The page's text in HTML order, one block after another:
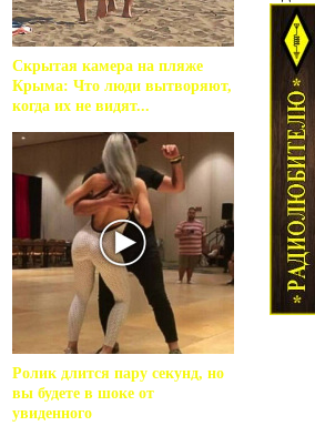
Скрытая камера на пляже
Крыма: Что люди вытворяют,
когда их не видят...
Ролик длится пару секунд, но
вы будете в шоке от
увиденного